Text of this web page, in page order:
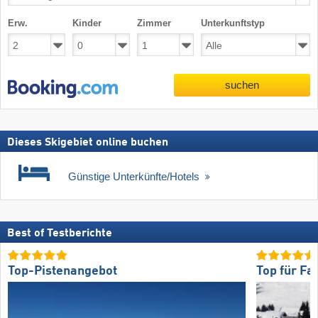
Erw. Kinder Zimmer Unterkunftstyp
suchen
Dieses Skigebiet online buchen
Günstige Unterkünfte/Hotels
Best of Testberichte
Top-Pistenangebot Top für